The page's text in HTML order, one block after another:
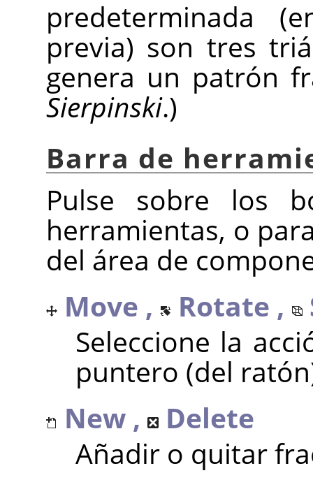
predeterminada
previa) son tres
genera un patrón
Sierpinski.)
Barra de
Pulse sobre los
herramientas, o
del área de
Move ,
Rotate ,
Seleccione la
puntero (del
New ,
Delete
Añadir o quitar